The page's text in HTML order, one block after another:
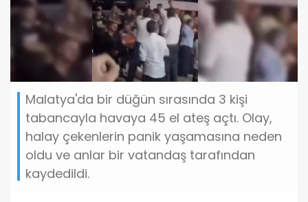
Malatya'da bir düğün sırasında 3 kişi
tabancayla havaya 45 el ateş açtı. Olay,
halay çekenlerin panik yaşamasına neden
oldu ve anlar bir vatandaş tarafından
kaydedildi.